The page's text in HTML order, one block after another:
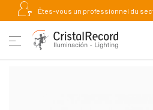
Êtes-vous un professionnel du